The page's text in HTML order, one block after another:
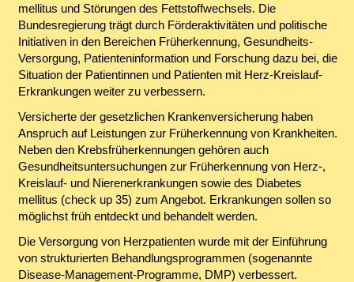
mellitus und Störungen des Fettstoffwechsels. Die
Bundesregierung trägt durch Förderaktivitäten und politische
Initiativen in den Bereichen Früherkennung, Gesundheits-
Versorgung, Patienteninformation und Forschung dazu bei, die
Situation der Patientinnen und Patienten mit Herz-Kreislauf-
Erkrankungen weiter zu verbessern.
Versicherte der gesetzlichen Krankenversicherung haben
Anspruch auf Leistungen zur Früherkennung von Krankheiten.
Neben den Krebsfrüherkennungen gehören auch
Gesundheitsuntersuchungen zur Früherkennung von Herz-,
Kreislauf- und Nierenerkrankungen sowie des Diabetes
mellitus (check up 35) zum Angebot. Erkrankungen sollen so
möglichst früh entdeckt und behandelt werden.
Die Versorgung von Herzpatienten wurde mit der Einführung
von strukturierten Behandlungsprogrammen (sogenannte
Disease-Management-Programme, DMP) verbessert.